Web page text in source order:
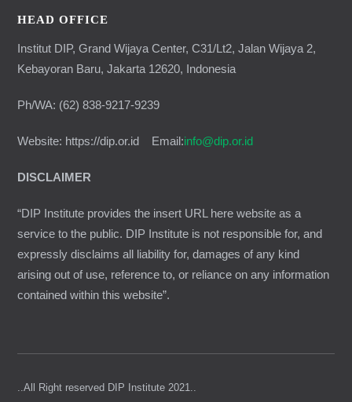
HEAD OFFICE
Institut DIP, Grand Wijaya Center, C31/Lt2, Jalan Wijaya 2,
Kebayoran Baru, Jakarta 12620, Indonesia
Ph/WA: (62) 838-9217-9239
Website: https://dip.or.id Email:info@dip.or.id
DISCLAIMER
“DIP Institute provides the insert URL here website as a
service to the public. DIP Institute is not responsible for, and
expressly disclaims all liability for, damages of any kind
arising out of use, reference to, or reliance on any information
contained within this website”.
..All Right reserved DIP Institute 2021..